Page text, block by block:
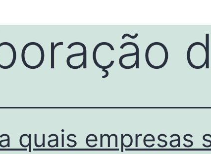
quais empresas